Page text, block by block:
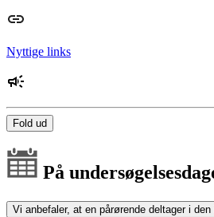
Nyttige links
Fold ud
På
Vi anbefaler, at en pårørende deltager i